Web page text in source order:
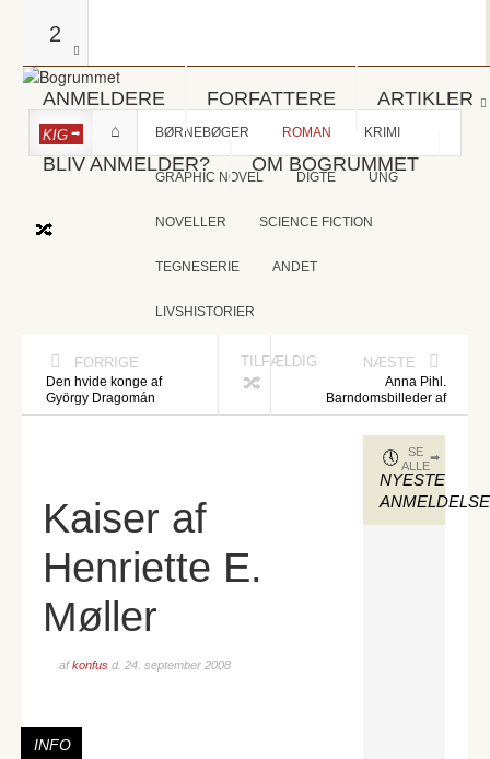
2
ANMELDERE FORFATTERE ARTIKLER
BLIV ANMELDER? OM BOGRUMMET
KIG BØRNEBØGER ROMAN KRIMI
GRAPHIC NOVEL DIGTE UNG
NOVELLER SCIENCE FICTION
TEGNESERIE ANDET
LIVSHISTORIER
FORRIGE
Den hvide konge af
György Dragomán
TILFÆLDIG NÆSTE
Anna Pihl.
Barndomsbilleder af
Kaiser af
Henriette E.
Møller
afkonfus d. 24. september 2008
INFO
NYESTE
SE
ALLE